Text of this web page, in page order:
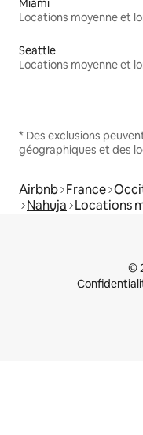
Miami
Seattle
* Des exclusions
géographiques et des
Airbnb France
Nahuja Locations
©